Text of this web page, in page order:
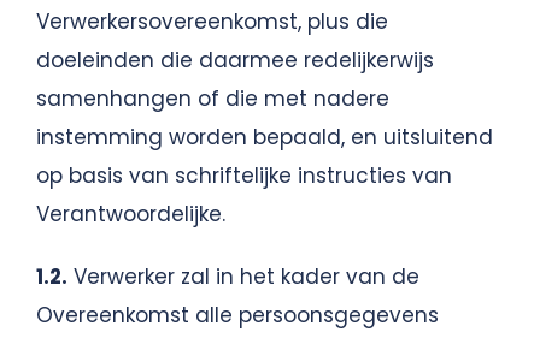
Verwerkersovereenkomst, plus die
doeleinden die daarmee redelijkerwijs
samenhangen of die met nadere
instemming worden bepaald, en uitsluitend
op basis van schriftelijke instructies van
Verantwoordelijke.
1.2. Verwerker zal in het kader van de
Overeenkomst alle persoonsgegevens